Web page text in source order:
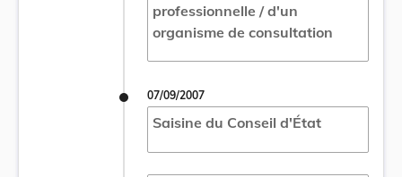
professionnelle / d'un
organisme de consultation
07/09/2007
Saisine du Conseil d'État